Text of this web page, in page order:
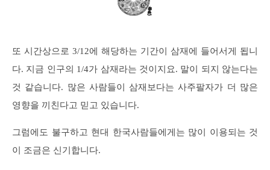
또 시간상으로 3/12에 해당하는 기간이 삼재에 들어서게 됩니
다. 지금 인구의 1/4가 삼재라는 것이지요. 말이 되지 않는다는
것 같습니다. 많은 사람들이 삼재보다는 사주팔자가 더 많은
영향을 끼친다고 믿고 있습니다.
그럼에도 불구하고 현대 한국사람들에게는 많이 이용되는 것
이 조금은 신기합니다.